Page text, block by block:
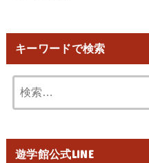
キーワードで検索
遊学館公式LINE